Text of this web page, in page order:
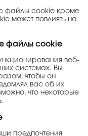
файлы cookie кроме
может повлиять на
файлы cookie
веб-
системах. Вы
чтобы он
вас об их
что некоторые
предпочтения